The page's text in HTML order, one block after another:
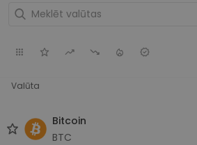
Valūta
Bitcoin
BTC